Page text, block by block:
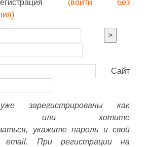
(войти без
>
Сайт
зарегистрированы как
или хотите
укажите пароль и свой
email. При регистрации на